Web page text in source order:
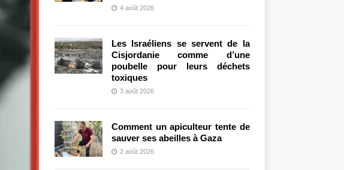
4 août 2026
Les Israéliens se servent de la
Cisjordanie comme d’une
poubelle pour leurs déchets
toxiques
3 août 2026
Comment un apiculteur tente de
sauver ses abeilles à Gaza
2 août 2026